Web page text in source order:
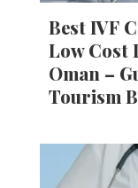
Best IVF
Low Cost
Oman –
Tourism